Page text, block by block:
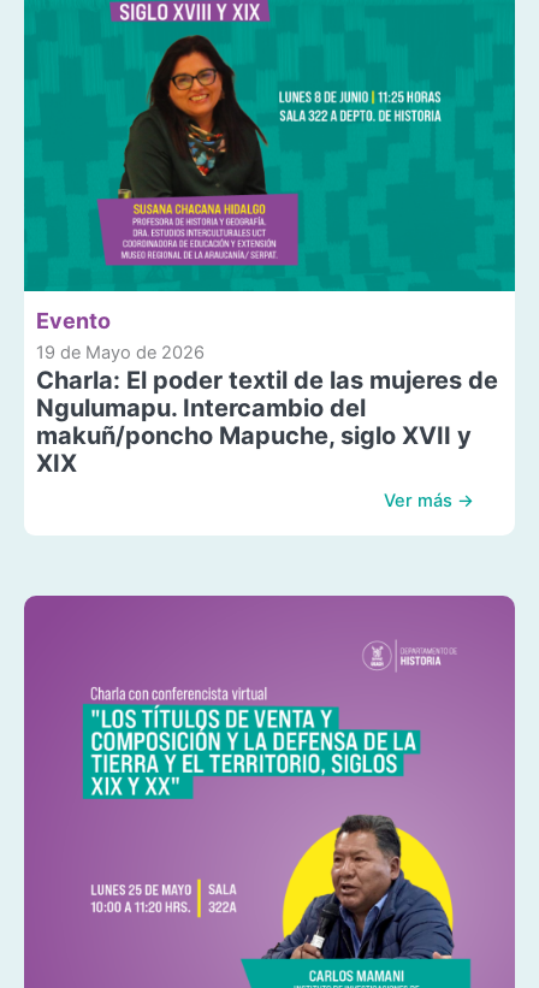
Evento
19 de Mayo de 2026
Charla: El poder textil de las mujeres de
Ngulumapu. Intercambio del
makuñ/poncho Mapuche, siglo XVII y
XIX
Ver más →